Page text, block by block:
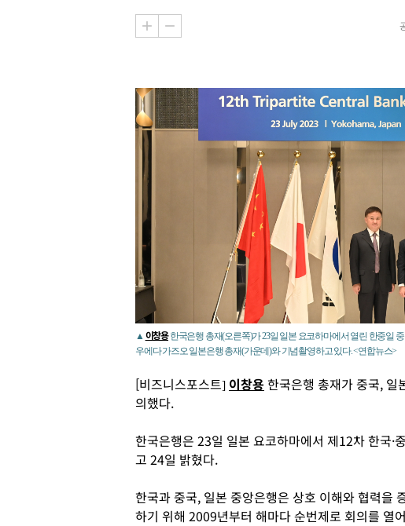
▲ 이창용한국은행 총재(오른쪽)가 23일 일본 요코하마에서 열린 한중일
우에다 가즈오 일본은행 총재(가운데)와 기념촬영하고 있다. <연합뉴스>
[비즈니스포스트] 이창용 한국은행 총재가 중국, 일
의했다.
한국은행은 23일 일본 요코하마에서 제12차 한국·
고 24일 밝혔다.
한국과 중국, 일본 중앙은행은 상호 이해와 협력을
하기 위해 2009년부터 해마다 순번제로 회의를 열